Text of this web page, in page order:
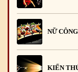
NỮ
KIẾN